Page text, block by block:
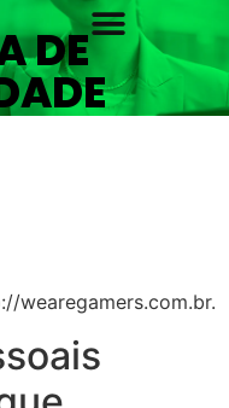
DE
wearegamers.com.br.